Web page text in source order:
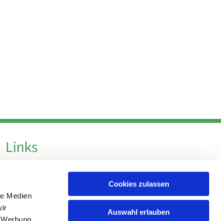
Medien
Cookies zulassen
Auswahl erlauben
Links
Impressum